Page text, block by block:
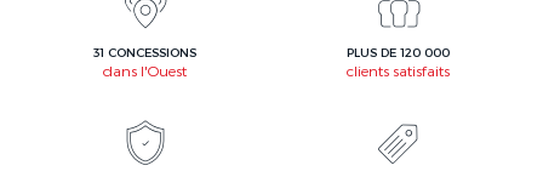
31 CONCESSIONS
dans l'Ouest
PLUS DE 120 000
clients satisfaits